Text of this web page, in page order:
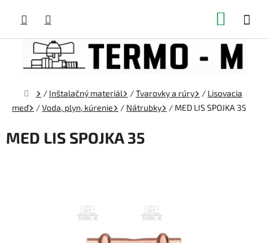
obsah
Domov
/ Inštalačný materiál /Tvarovky a rúry / Lisovacia
meď
/Voda, plyn, kúrenie / Nátrubky / MED LIS SPOJKA 35
MED LIS SPOJKA 35